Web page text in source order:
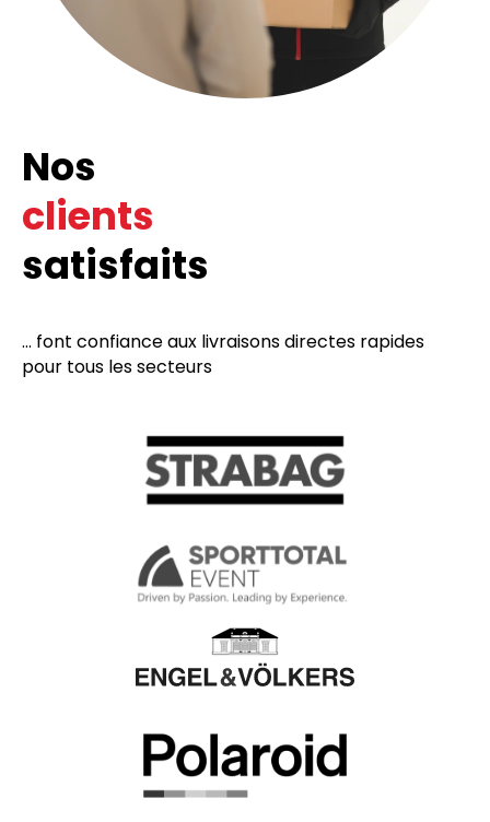
Nos
clients
satisfaits
... font confiance aux livraisons directes rapides
pour tous les secteurs